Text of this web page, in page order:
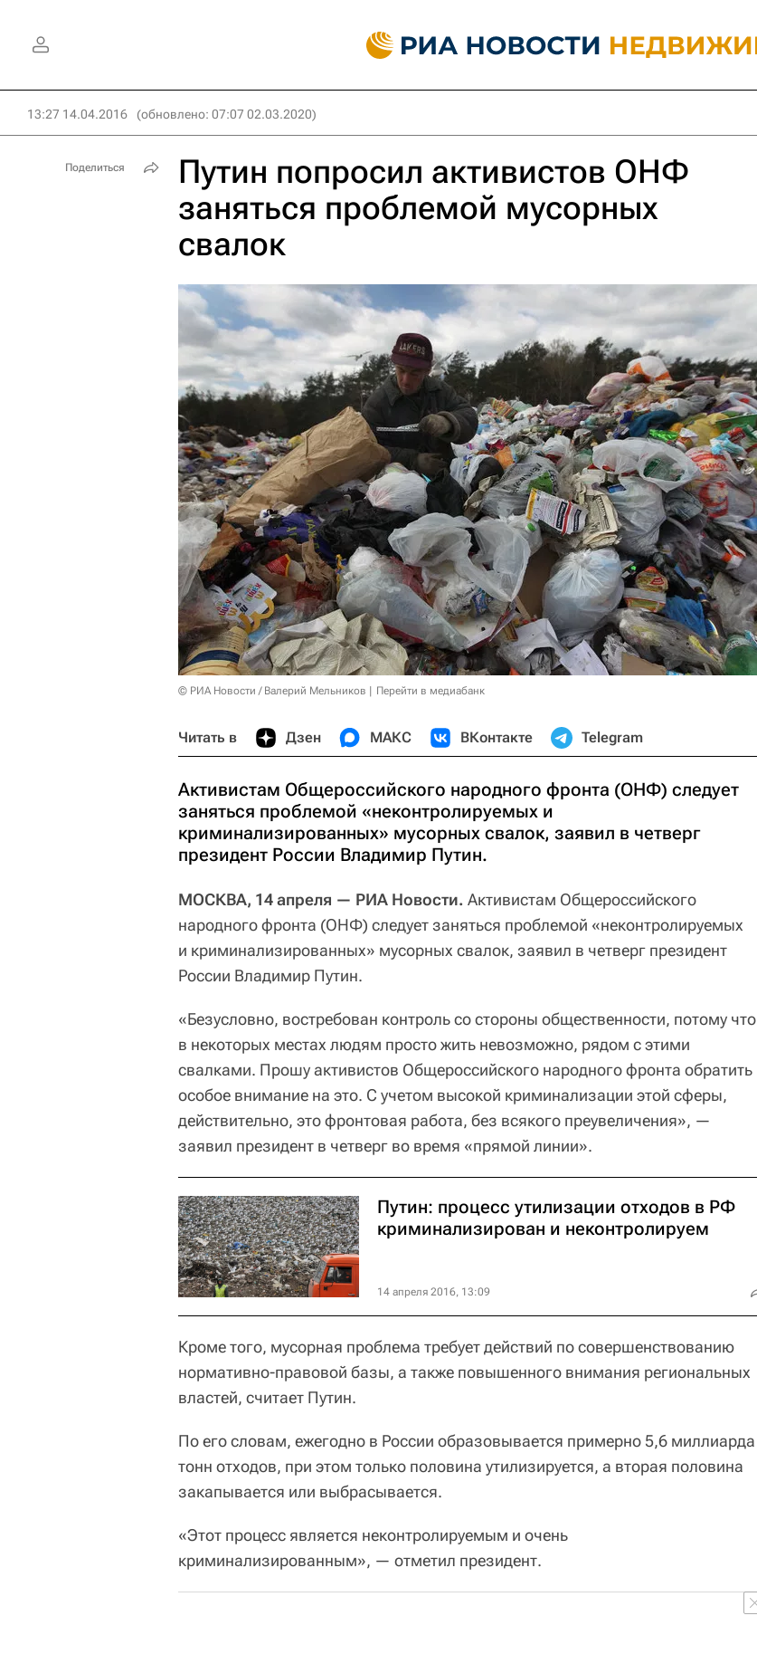
13:27 14.04.2016 (обновлено: 07:07 02.03.2020)
Путин попросил активистов ОНФ
заняться проблемой мусорных
свалок
© РИА Новости / Валерий Мельников Перейти в медиабанк
Читать в Дзен МАКС ВКонтакте Telegram
Активистам Общероссийского народного фронта (ОНФ) следует
заняться проблемой «неконтролируемых и
криминализированных» мусорных свалок, заявил в четверг
президент России Владимир Путин.
МОСКВА, 14 апреля — РИА Новости. Активистам Общероссийского
народного фронта (ОНФ) следует заняться проблемой «неконтролируемых
и криминализированных» мусорных свалок, заявил в четверг президент
России Владимир Путин.
«Безусловно, востребован контроль со стороны общественности, потому что
в некоторых местах людям просто жить невозможно, рядом с этими
свалками. Прошу активистов Общероссийского народного фронта обратить
особое внимание на это. С учетом высокой криминализации этой сферы,
действительно, это фронтовая работа, без всякого преувеличения», —
заявил президент в четверг во время «прямой линии».
Путин: процесс утилизации отходов в РФ
криминализирован и неконтролируем
14 апреля 2016, 13:09
Кроме того, мусорная проблема требует действий по совершенствованию
нормативно-правовой базы, а также повышенного внимания региональных
властей, считает Путин.
По его словам, ежегодно в России образовывается примерно 5,6 миллиарда
тонн отходов, при этом только половина утилизируется, а вторая половина
закапывается или выбрасывается.
«Этот процесс является неконтролируемым и очень
криминализированным», — отметил президент.
Поделиться